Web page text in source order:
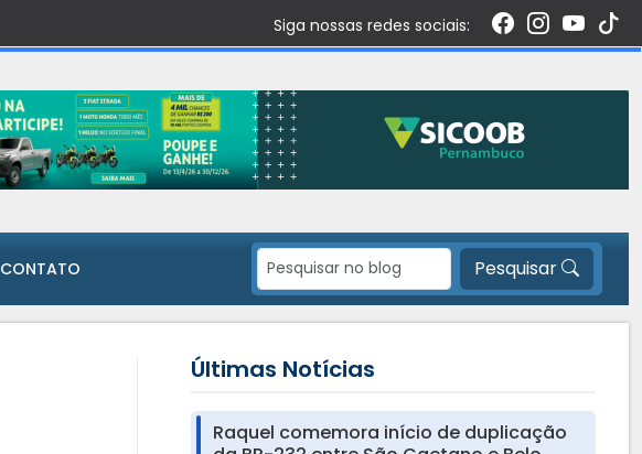
Siga nossas redes sociais:
CONTATO Pesquisar
Últimas Notícias
Raquel comemora início de duplicação